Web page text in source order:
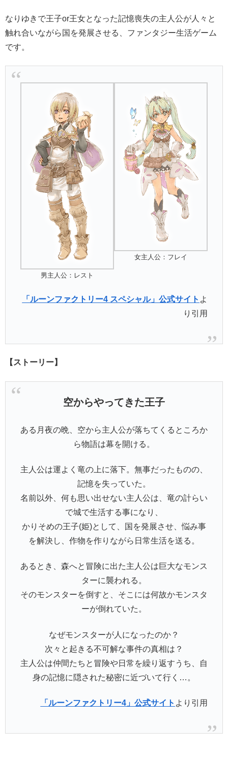
なりゆきで王子or王女となった記憶喪失の主人公が人々と
触れ合いながら国を発展させる、ファンタジー生活ゲーム
です。
男主人公：レスト
女主人公：フレイ
「ルーンファクトリー4 スペシャル」公式サイト よ
り引用
【ストーリー】
空からやってきた王子
ある月夜の晩、空から主人公が落ちてくるところか
ら物語は幕を開ける。
主人公は運よく竜の上に落下。無事だったものの、
記憶を失っていた。
名前以外、何も思い出せない主人公は、竜の計らい
で城で生活する事になり、
かりそめの王子(姫)として、国を発展させ、悩み事
を解決し、作物を作りながら日常生活を送る。
あるとき、森へと冒険に出た主人公は巨大なモンス
ターに襲われる。
そのモンスターを倒すと、そこには何故かモンスタ
ーが倒れていた。
なぜモンスターが人になったのか？
次々と起きる不可解な事件の真相は？
主人公は仲間たちと冒険や日常を繰り返すうち、自
身の記憶に隠された秘密に近づいて行く…。
「ルーンファクトリー4」公式サイト より引用